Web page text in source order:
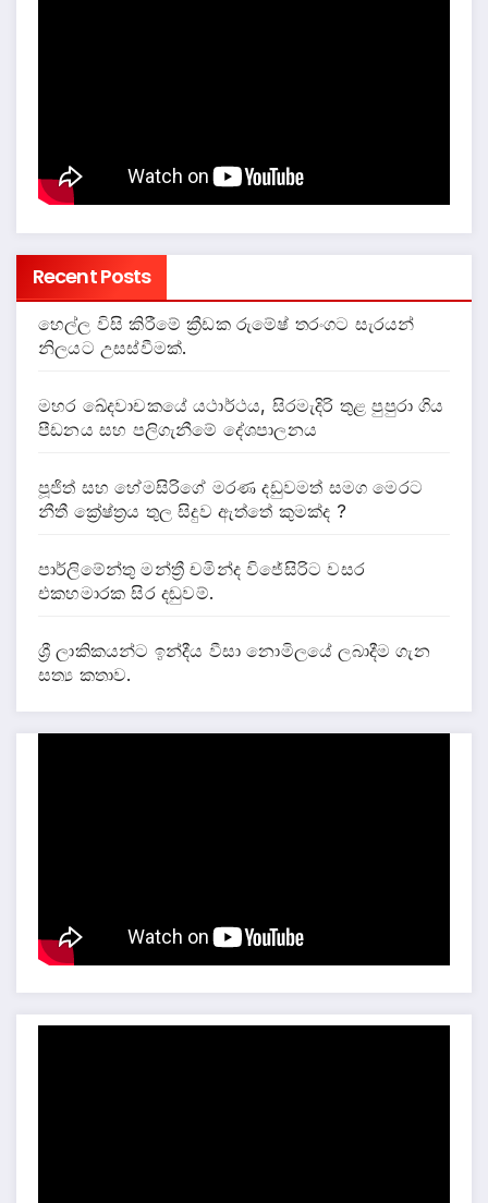
Recent Posts
හෙල්ල විසි කිරීමේ ක්‍රීඩක රුමේෂ් තරංගට සැරයන්
නිලයට උසස්වීමක්.
මහර ඛේදවාචකයේ යථාර්ථය, සිරමැදිරි තුළ පුපුරා ගිය
පීඩනය සහ පලිගැනීමේ දේශපාලනය
පූජිත් සහ හේමසිරිගේ මරණ දඩුවමත් සමග මෙරට
නීතී ක්‍රේෂ්ත්‍රය තුල සිදුව ඇත්තේ කුමක්ද ?
පාර්ලිමේන්තු මන්ත්‍රී චමින්ද විජේසිරිට වසර
එකහමාරක සිර දඬුවම්.
ශ්‍රී ලාකිකයන්ට ඉන්දීය වීසා නොමිලයේ ලබාදීම ගැන
සත්‍ය කතාව.